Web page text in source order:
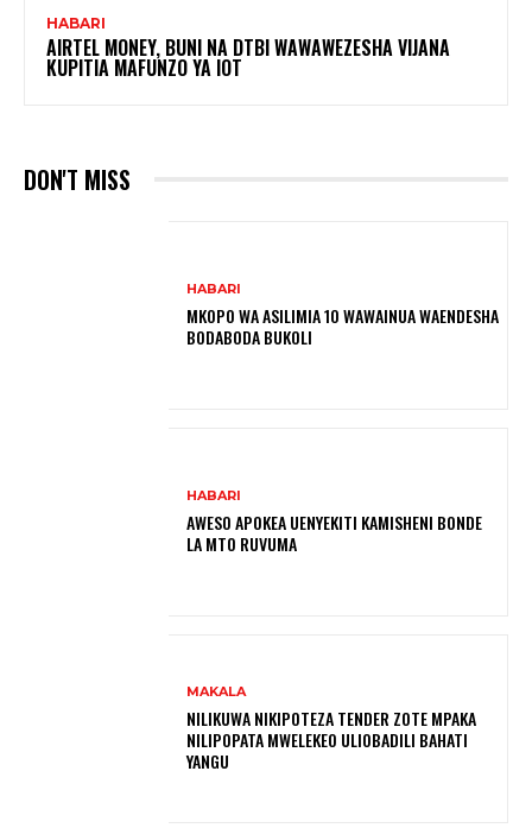
HABARI
AIRTEL MONEY, BUNI NA DTBI WAWAWEZESHA VIJANA
KUPITIA MAFUNZO YA IOT
DON'T MISS
HABARI
MKOPO WA ASILIMIA 10 WAWAINUA WAENDESHA
BODABODA BUKOLI
HABARI
AWESO APOKEA UENYEKITI KAMISHENI BONDE
LA MTO RUVUMA
MAKALA
NILIKUWA NIKIPOTEZA TENDER ZOTE MPAKA
NILIPOPATA MWELEKEO ULIOBADILI BAHATI
YANGU